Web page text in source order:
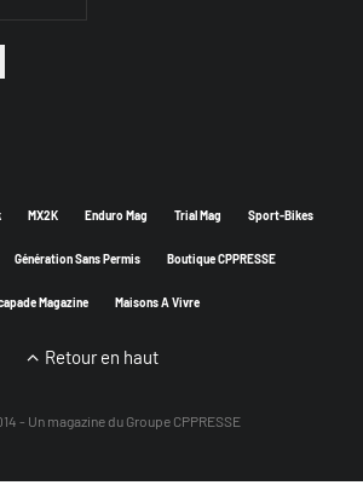
MX2K Enduro Mag Trial Mag Sport-Bikes
Génération Sans Permis Boutique CPPRESSE
Magazine Maisons A Vivre
Retour en haut
- Un magazine du Groupe CPPRESSE